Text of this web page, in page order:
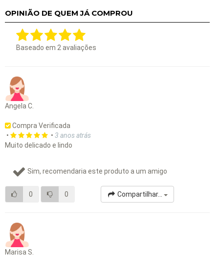
OPINIÃO DE QUEM JÁ COMPROU
Baseado em 2avaliações
Angela C.
Compra Verificada
•
• 3 anos atrás
Muito delicado e lindo
Sim, recomendaria este produto a um amigo
0 0 Compartilhar...
Marisa S.